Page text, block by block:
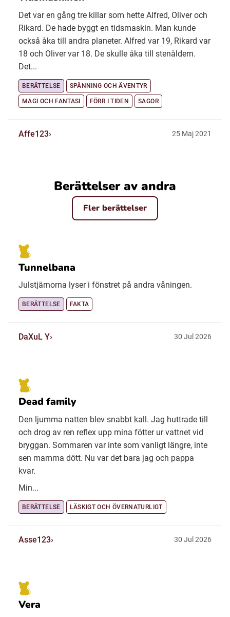
Det var en gång tre killar som hette Alfred, Oliver och
Rikard. De hade byggt en tidsmaskin. Man kunde
också åka till andra planeter. Alfred var 19, Rikard var
18 och Oliver var 18. De skulle åka till stenåldern.
Det...
BERÄTTELSE SPÄNNING OCH ÄVENTYR
MAGI OCH FANTASI FÖRR I TIDEN SAGOR
Affe123 25 Maj 2021
Berättelser av andra
Fler berättelser
Tunnelbana
Julstjärnorna lyser i fönstret på andra våningen.
BERÄTTELSE FAKTA
DaXuL Y 30 Jul 2026
Dead family
Den ljumma natten blev snabbt kall. Jag huttrade till
och drog av ren reflex upp mina fötter ur vattnet vid
bryggan. Sommaren var inte som vanligt längre, inte
sen mamma dött. Nu var det bara jag och pappa
kvar.
Min...
BERÄTTELSE LÄSKIGT OCH ÖVERNATURLIGT
Asse123 30 Jul 2026
Vera